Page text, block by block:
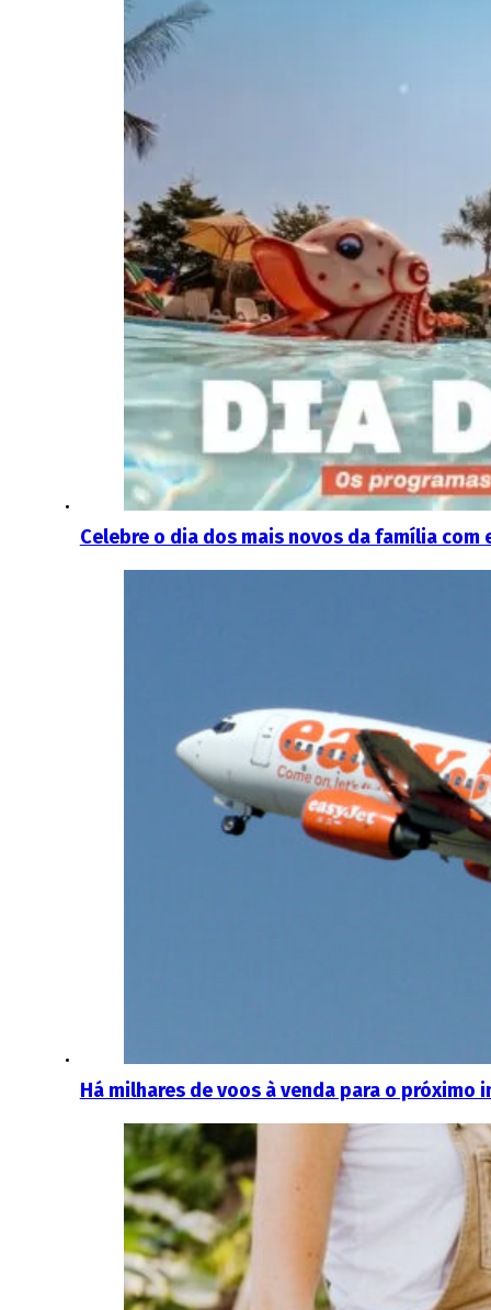
Celebre o dia dos mais novos da família
Há milhares de voos à venda para o próximo